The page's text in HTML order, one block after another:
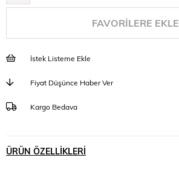
FAVORILERE EKLE
İstek Listeme Ekle
Fiyat Düşünce Haber Ver
Kargo Bedava
ÜRÜN ÖZELLIKLERI